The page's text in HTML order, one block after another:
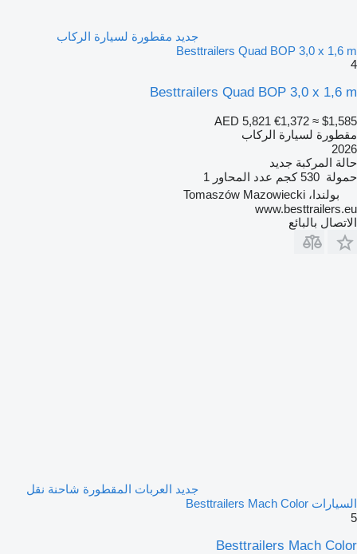
جديد مقطورة لسيارة الركاب
Besttrailers Quad BOP 3,0 x 1,6 m
4
Besttrailers Quad BOP 3,0 x 1,6 m
AED 5,821 €1,372 ≈ $1,585
مقطورة لسيارة الركاب
2026
حالة المركبة جديد
حمولة 530 كجم عدد المحاور 1
بولندا، Tomaszów Mazowiecki
www.besttrailers.eu
الاتصال بالبائع
جديد العربات المقطورة شاحنة نقل
السيارات Besttrailers Mach Color
5
Besttrailers Mach Color